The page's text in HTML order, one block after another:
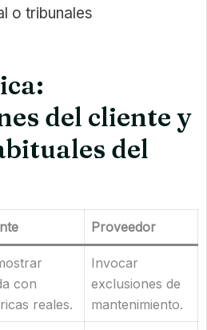
o tribunales
del cliente y
del
Proveedor
con
reales.
Invocar
exclusiones de
mantenimiento.